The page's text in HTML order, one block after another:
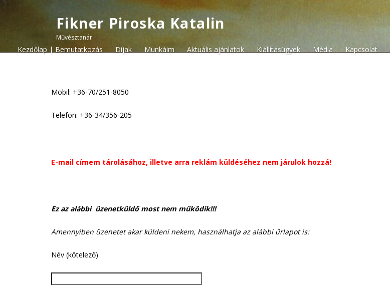
Fikner Piroska Katalin
Művésztanár
Kezdőlap | Bemutatkozás Díjak Munkáim Aktuális ajánlatok Kiállításügyek Média Kapcsolat
Mobil: +36-70/251-8050
Telefon: +36-34/356-205
E-mail címem tárolásához, illetve arra reklám küldéséhez nem járulok hozzá!
Ez az alábbi üzenetküldő most nem működik!!!
Amennyiben üzenetet akar küldeni nekem, használhatja az alábbi űrlapot is:
Név (kötelező)